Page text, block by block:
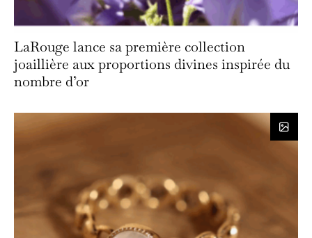
LaRouge lance sa première collection
joaillière aux proportions divines inspirée du
nombre d’or